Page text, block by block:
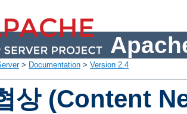
> Documentation > Version 2.4
상 (Content